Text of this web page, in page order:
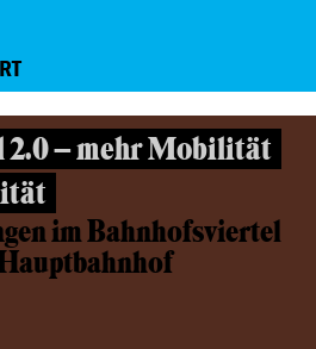
– mehr Mobilität
im Bahnhofsviertel